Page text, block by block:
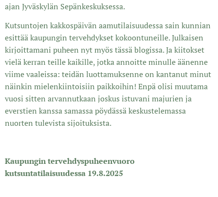
ajan Jyväskylän Sepänkeskuksessa.
Kutsuntojen kakkospäivän aamutilaisuudessa sain kunnian
esittää kaupungin tervehdykset kokoontuneille. Julkaisen
kirjoittamani puheen nyt myös tässä blogissa. Ja kiitokset
vielä kerran teille kaikille, jotka annoitte minulle äänenne
viime vaaleissa: teidän luottamuksenne on kantanut minut
näinkin mielenkiintoisiin paikkoihin! Enpä olisi muutama
vuosi sitten arvannutkaan joskus istuvani majurien ja
everstien kanssa samassa pöydässä keskustelemassa
nuorten tulevista sijoituksista.
Kaupungin tervehdyspuheenvuoro
kutsuntatilaisuudessa 19.8.2025